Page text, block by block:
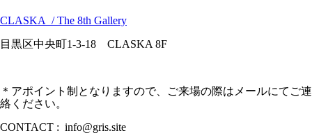
CLASKA / The 8th Gallery
目黒区中央町1-3-18 CLASKA 8F
＊アポイント制となりますので、ご来場の際はメールにてご連
絡ください。
CONTACT : info@gris.site